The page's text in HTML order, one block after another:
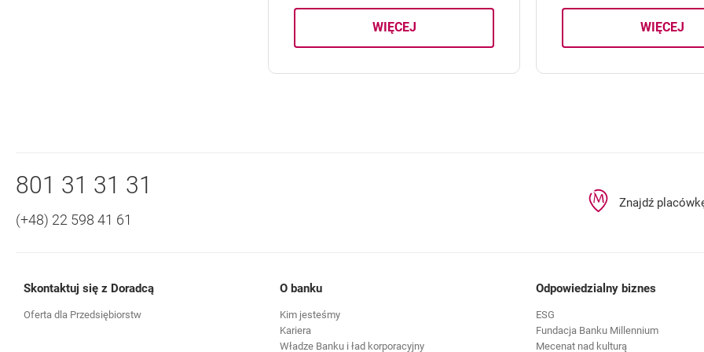
WIĘCEJ
O RACHUNKU ROZLICZENIOWYM
WIĘCEJ
O
Nawigacja dolna
Zadzwoń do nas
801 31 31 31
(+48) 22 598 41 61
Znajdź
Skontaktuj się z Doradcą
Oferta dla Przedsiębiorstw
O banku
Kim jesteśmy
Kariera
Władze Banku i ład korporacyjny
Odpowiedzialny biznes
ESG
Fundacja Banku Millennium
Mecenat nad kulturą